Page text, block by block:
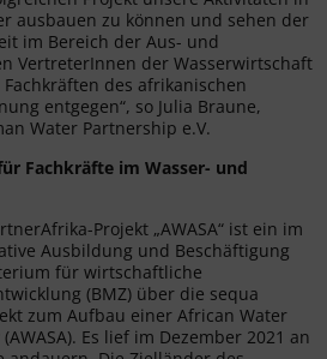
ausbauen zu können und sehen der
im Bereich der Aus- und
VertreterInnen der Wasserwirtschaft
des afrikanischen
entgegen“, so Julia Braune,
Water Partnership e.V.
Fachkräfte im Wasser- und
Projekt „AWASA“ ist ein im
Ausbildung und Beschäftigung
für wirtschaftliche
(BMZ) über die sequa
zum Aufbau einer African Water
Es lief im Dezember 2021 an